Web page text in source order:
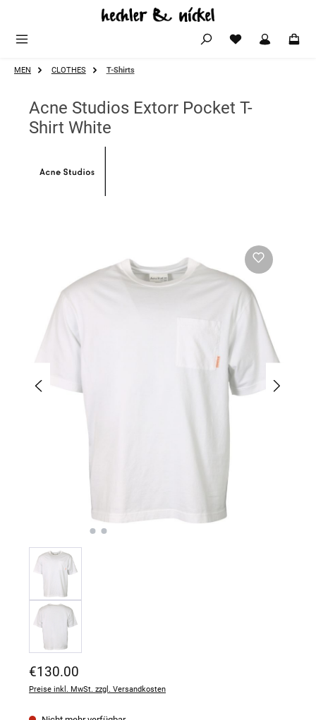
Zum Hauptinhalt springen
MEN CLOTHES T-Shirts
Acne Studios Extorr Pocket T-
Shirt White
Regulärer Preis:
€130.00
Preise inkl. MwSt. zzgl. Versandkosten